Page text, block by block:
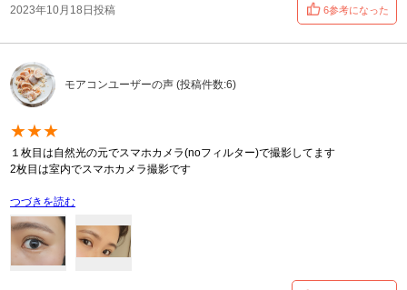
2023年10月18日投稿 6参考になった
モアコンユーザーの声 (投稿件数:6)
★★★
１枚目は自然光の元でスマホカメラ(noフィルター)で撮影してます
2枚目は室内でスマホカメラ撮影です
つづきを読む